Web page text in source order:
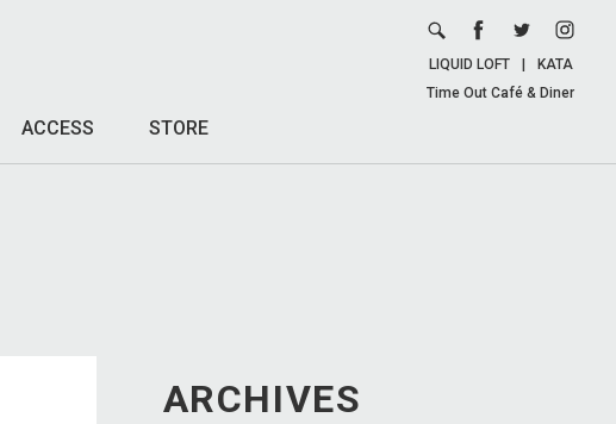
ACCESS STORE
LIQUID LOFT
KATA
Time Out Café & Diner
ARCHIVES